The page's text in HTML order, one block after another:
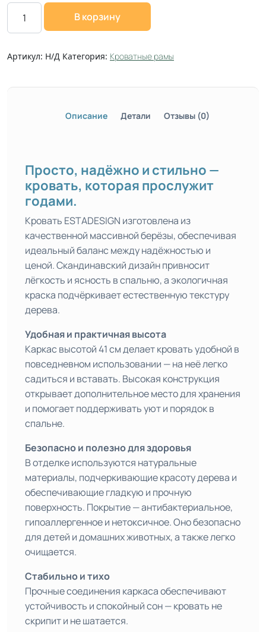
В корзину
Артикул: Н/Д Категория: Кроватные рамы
Описание Детали Отзывы (0)
Просто, надёжно и стильно —
кровать, которая прослужит
годами.
Кровать ESTADESIGN изготовлена из
качественной массивной берёзы, обеспечивая
идеальный баланс между надёжностью и
ценой. Скандинавский дизайн привносит
лёгкость и ясность в спальню, а экологичная
краска подчёркивает естественную текстуру
дерева.
Удобная и практичная высота
Каркас высотой 41 см делает кровать удобной в
повседневном использовании — на неё легко
садиться и вставать. Высокая конструкция
открывает дополнительное место для хранения
и помогает поддерживать уют и порядок в
спальне.
Безопасно и полезно для здоровья
В отделке используются натуральные
материалы, подчеркивающие красоту дерева и
обеспечивающие гладкую и прочную
поверхность. Покрытие — антибактериальное,
гипоаллергенное и нетоксичное. Оно безопасно
для детей и домашних животных, а также легко
очищается.
Стабильно и тихо
Прочные соединения каркаса обеспечивают
устойчивость и спокойный сон — кровать не
скрипит и не шатается.